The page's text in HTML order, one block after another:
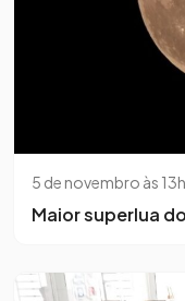
5 de novembro às
Maior superlua